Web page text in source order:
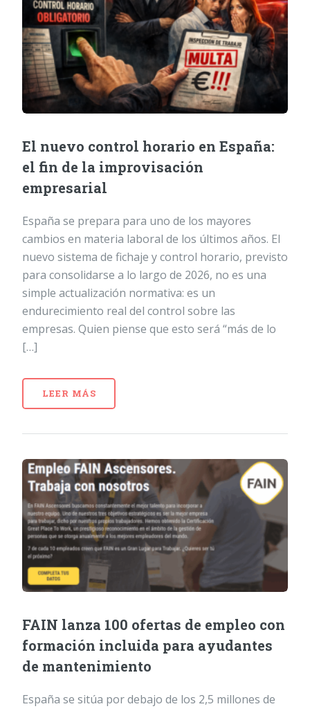
El nuevo control horario en España:
el fin de la improvisación
empresarial
España se prepara para uno de los mayores
cambios en materia laboral de los últimos años. El
nuevo sistema de fichaje y control horario, previsto
para consolidarse a lo largo de 2026, no es una
simple actualización normativa: es un
endurecimiento real del control sobre las
empresas. Quien piense que esto será “más de lo
[…]
LEER MÁS
FAIN lanza 100 ofertas de empleo con
formación incluida para ayudantes
de mantenimiento
España se sitúa por debajo de los 2,5 millones de